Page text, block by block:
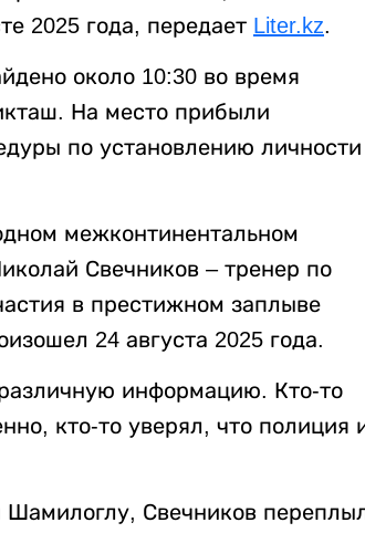
2025 года, передает Liter.kz.
около 10:30 во время
На место прибыли
по установлению личности
межконтинентальном
Свечников – тренер по
в престижном заплыве
24 августа 2025 года.
информацию. Кто-то
кто-то уверял, что полиция
Шамилоглу, Свечников